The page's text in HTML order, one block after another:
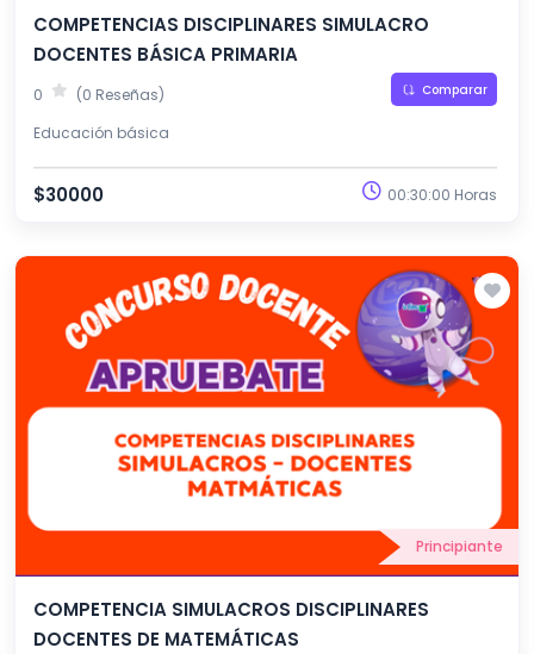
COMPETENCIAS DISCIPLINARES SIMULACRO
DOCENTES BÁSICA PRIMARIA
0 (0 Reseñas) Comparar
Educación básica
$30000 00:30:00 Horas
Principiante
COMPETENCIA SIMULACROS DISCIPLINARES
DOCENTES DE MATEMÁTICAS